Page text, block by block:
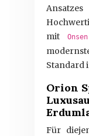
mit
Standard
Orion
Für